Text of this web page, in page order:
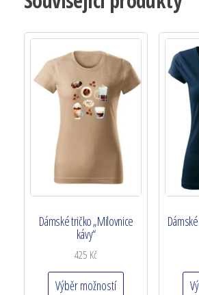
Dámské tričko „Milovnice
kávy“
425 Kč
Výběr možností